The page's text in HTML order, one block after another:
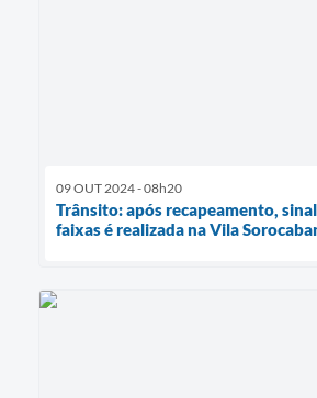
09 OUT 2024 - 08h20
Trânsito: após recapeamento,
faixas é realizada na Vila